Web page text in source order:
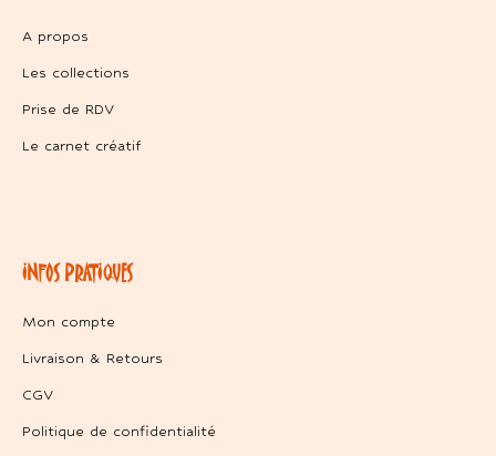
A propos
Les collections
Prise de RDV
Le carnet créatif
INFOS PRATIQUES
Mon compte
Livraison & Retours
CGV
Politique de confidentialité